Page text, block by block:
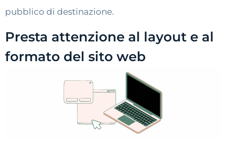
pubblico di destinazione.
Presta attenzione al layout e al
formato del sito web